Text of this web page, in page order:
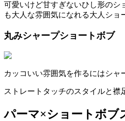
可愛いけど甘すぎないひし形のシ
も大人な雰囲気になれる大人ショ
丸みシャープショートボブ
カッコいい雰囲気を作るにはシャ
ストレートタッチのスタイルと襟
パーマ×ショートボブ